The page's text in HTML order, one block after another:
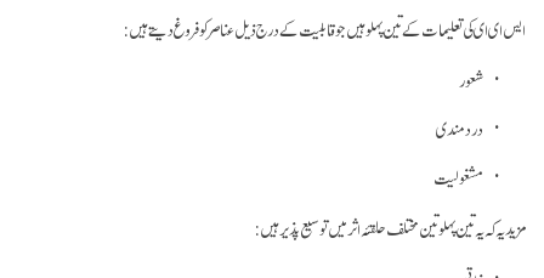
ایس ای ای کی تعلیمات کے تین پہلو ہیں جو قابلیت کے درج ذیل عناصر کو فروغ دیتے ہیں:
شعور
درد مندی
مشغولیت
مزید یہ کہ یہ تین پہلو تین مختلف حلقئہ اثر میں توسیع پذیر ہیں: